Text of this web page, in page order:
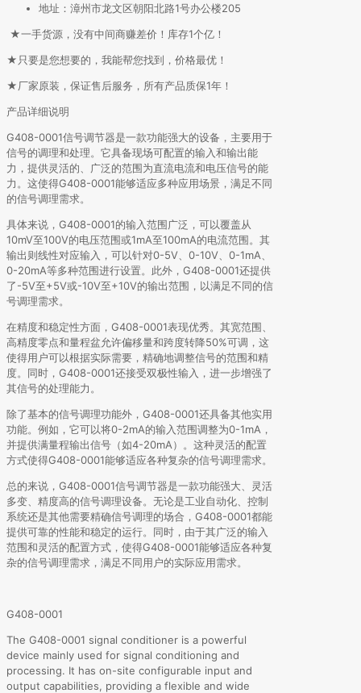
地址：漳州市龙文区朝阳北路1号办公楼205
★一手货源，没有中间商赚差价！库存1个亿！
★只要是您想要的，我能帮您找到，价格最优！
★厂家原装，保证售后服务，所有产品质保1年！
产品详细说明
G408-0001信号调节器是一款功能强大的设备，主要用于
信号的调理和处理。它具备现场可配置的输入和输出能
力，提供灵活的、广泛的范围为直流电流和电压信号的能
力。这使得G408-0001能够适应多种应用场景，满足不同
的信号调理需求。
具体来说，G408-0001的输入范围广泛，可以覆盖从
10mV至100V的电压范围或1mA至100mA的电流范围。其
输出则线性对应输入，可以针对0-5V、0-10V、0-1mA、
0-20mA等多种范围进行设置。此外，G408-0001还提供
了-5V至+5V或-10V至+10V的输出范围，以满足不同的信
号调理需求。
在精度和稳定性方面，G408-0001表现优秀。其宽范围、
高精度零点和量程盆允许偏移量和跨度转降50%可调，这
使得用户可以根据实际需要，精确地调整信号的范围和精
度。同时，G408-0001还接受双极性输入，进一步增强了
其信号的处理能力。
除了基本的信号调理功能外，G408-0001还具备其他实用
功能。例如，它可以将0-2mA的输入范围调整为0-1mA，
并提供满量程输出信号（如4-20mA）。这种灵活的配置
方式使得G408-0001能够适应各种复杂的信号调理需求。
总的来说，G408-0001信号调节器是一款功能强大、灵活
多变、精度高的信号调理设备。无论是工业自动化、控制
系统还是其他需要精确信号调理的场合，G408-0001都能
提供可靠的性能和稳定的运行。同时，由于其广泛的输入
范围和灵活的配置方式，使得G408-0001能够适应各种复
杂的信号调理需求，满足不同用户的实际应用需求。
G408-0001
The G408-0001 signal conditioner is a powerful
device mainly used for signal conditioning and
processing. It has on-site configurable input and
output capabilities, providing a flexible and wide